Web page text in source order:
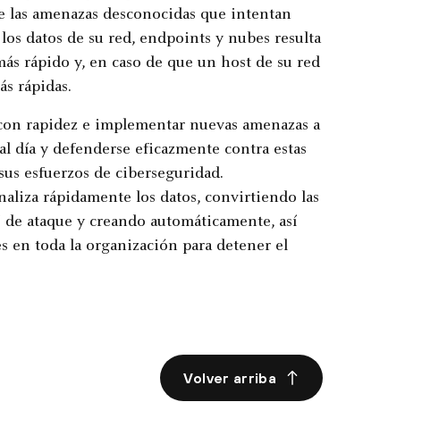
amenazas desconocidas que intentan
datos de su red, endpoints y nubes resulta
rápido y, en caso de que un host de su red
rápidas.
rapidez e implementar nuevas amenazas a
día y defenderse eficazmente contra estas
esfuerzos de ciberseguridad.
rápidamente los datos, convirtiendo las
ataque y creando automáticamente, así
en toda la organización para detener el
Volver arriba